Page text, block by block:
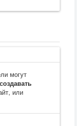
могут
или